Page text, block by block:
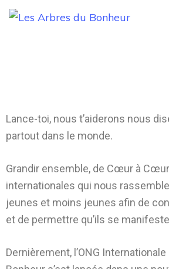
Lance-toi, nous t’aiderons nous
partout dans le monde.
Grandir ensemble, de Cœur à
internationales qui nous
jeunes et moins jeunes afin de
et de permettre qu’ils se
Dernièrement, l’ONG